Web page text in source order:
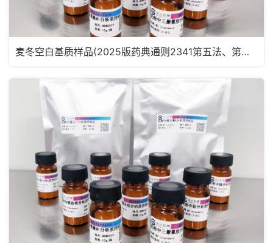
麦冬空白基质样品(2025版药典通则2341第五法、第六法)MRM2181